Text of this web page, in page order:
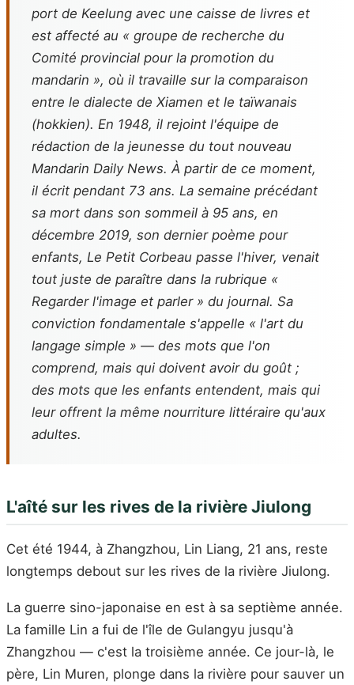
port de Keelung avec une caisse de livres et
est affecté au « groupe de recherche du
Comité provincial pour la promotion du
mandarin », où il travaille sur la comparaison
entre le dialecte de Xiamen et le taïwanais
(hokkien). En 1948, il rejoint l'équipe de
rédaction de la jeunesse du tout nouveau
Mandarin Daily News. À partir de ce moment,
il écrit pendant 73 ans. La semaine précédant
sa mort dans son sommeil à 95 ans, en
décembre 2019, son dernier poème pour
enfants, Le Petit Corbeau passe l'hiver, venait
tout juste de paraître dans la rubrique «
Regarder l'image et parler » du journal. Sa
conviction fondamentale s'appelle « l'art du
langage simple » — des mots que l'on
comprend, mais qui doivent avoir du goût ;
des mots que les enfants entendent, mais qui
leur offrent la même nourriture littéraire qu'aux
adultes.
L'aîté sur les rives de la rivière Jiulong
Cet été 1944, à Zhangzhou, Lin Liang, 21 ans, reste
longtemps debout sur les rives de la rivière Jiulong.
La guerre sino-japonaise en est à sa septième année.
La famille Lin a fui de l'île de Gulangyu jusqu'à
Zhangzhou — c'est la troisième année. Ce jour-là, le
père, Lin Muren, plonge dans la rivière pour sauver un